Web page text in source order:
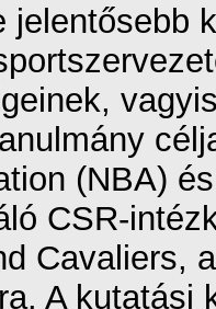
jelentősebb
(NBA)
CSR-
Cavaliers,
A kutatási